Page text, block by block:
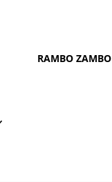
RAMBO ZAMBO